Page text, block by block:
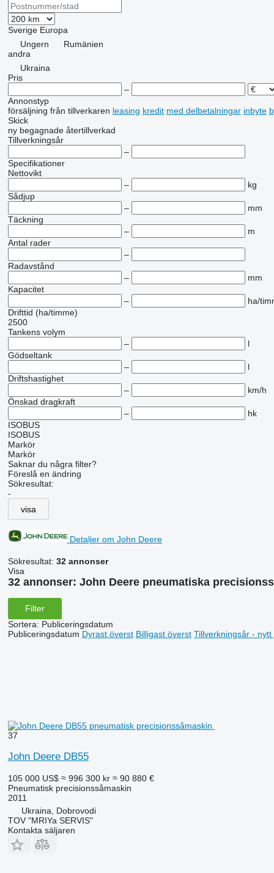
Sverige Europa
Ungern
Rumänien
andra
Ukraina
Pris
–
Annonstyp
försäljning från tillverkaren leasing kredit med delbetalningar inbyte
Skick
ny begagnade återtillverkad
Tillverkningsår
–
Specifikationer
Nettovikt
–
kg
Sådjup
–
mm
Täckning
–
m
Antal rader
–
Radavstånd
–
mm
Kapacitet
–
ha/
Drifttid (ha/timme)
2500
Tankens volym
–
l
Gödseltank
–
l
Driftshastighet
–
km/h
Önskad dragkraft
–
hk
ISOBUS
ISOBUS
Markör
Markör
Saknar du några filter?
Föreslå en ändring
Sökresultat:
-
visa
Detaljer om John Deere
Sökresultat: 32 annonser
Visa
32 annonser: John Deere pneumatiska
Filter
Sortera: Publiceringsdatum
Publiceringsdatum Dyrast överst Billigast överst Tillverkningsår - nytt
37
John Deere DB55
105 000 US$ ≈ 996 300 kr ≈ 90 880 €
Pneumatisk precisionssåmaskin
2011
Ukraina, Dobrovodi
TOV "MRIYa SERVIS"
Kontakta säljaren